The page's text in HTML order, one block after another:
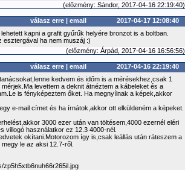
(előzmény: Sándor, 2017-04-16 22:19:40)
válasz erre | email
2017-04-17 12:08:40
kapni a grafit gyűrűk helyére bronzot is a boltban.
esztergával ha nem muszáj :)
(előzmény: Árpád, 2017-04-16 16:56:56)
válasz erre | email
2017-04-16 22:19:40
kedvem és időm is a mérésekhez,csak 1
levettem a deknit átnéztem a kábeleket és a
is fényképeztem őket. Ha megnyílnak a képek,akkor
e-mail címet és ha írnátok,akkor ott elküldeném a képeket.
3000 ezer után van töltésem,4000 ezernél eléri
villogó használatkor ez 12.3 4000-nél.
okítani.Motorozom így is,csak leállás után ráteszem a
le az aksi 12.7-ről.
zp5h5xtb6nuh66r265il.jpg